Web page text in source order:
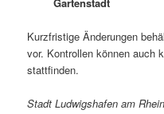
Kurzfristige Änderungen
vor. Kontrollen können auch
stattfinden.
Stadt Ludwigshafen am Rhein